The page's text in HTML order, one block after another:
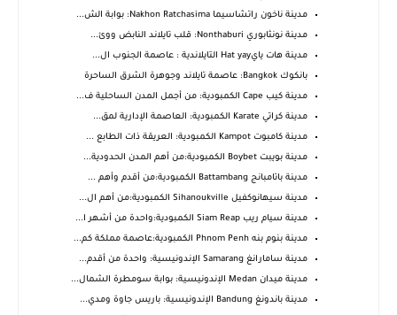
مدينة ناخون راتشاسيما Nakhon Ratchasima: بوابة الش...
مدينة نونثابوري Nonthaburi: قلب تايلاند النابض ووئ...
مدينة هات يايHat yay التايلاندية : عاصمة الجنوب ال...
بانكوك Bangkok: عاصمة تايلاند وجوهرة الشرق الساحرة
مدينة كيب Cape الكمبودية: من أجمل المدن الساحلية ف...
مدينة كراتي Karate الكمبودية: العاصمة الإدارية لمق...
مدينة كامبوت Kampot الكمبودية: العريقة ذات الطابع ...
مدينة بويبت Boybet الكمبودية:من أهم المدن الحدودية...
مدينة باتامبانج Battambang الكمبودية:من أقدم وأهم ...
مدينة سيهانوكفيل Sihanoukville الكمبودية:من أهم ال...
مدينة سيام ريب Siam Reap الكمبودية:واحدة من أشهر ا...
مدينة بنوم بنه Phnom Penh الكمبودية:عاصمة مملكة كم...
مدينة سامارانغ Samarang الإندونيسية: واحدة من أقدم...
مدينة ميدان Medan الإندونيسية: بوابة سومطرة الشمال...
مدينة باندونغ Bandung الإندونيسية: باريس جاوة ومدي...